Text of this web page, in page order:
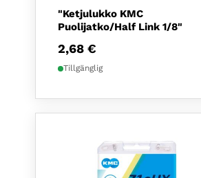
"Ketjulukko KMC
Puolijatko/Half Link 1/8"
2,68€
Tillgänglig